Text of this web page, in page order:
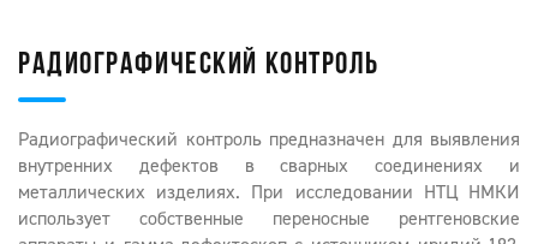
РАДИОГРАФИЧЕСКИЙ КОНТРОЛЬ
Радиографический контроль предназначен для выявления
внутренних дефектов в сварных соединениях и
металлических изделиях. При исследовании НТЦ НМКИ
использует собственные переносные рентгеновские